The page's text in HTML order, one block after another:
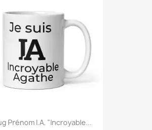
Prénom I.A. "Incroyable...